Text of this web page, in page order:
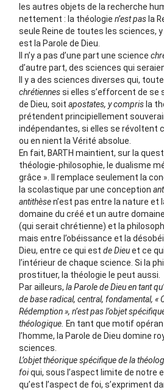
les autres objets de la recherche
nettement : la théologie n’est pas la
seule Reine de toutes les sciences,
est la Parole de Dieu.
Il n’y a pas d’une part une science
d’autre part, des sciences qui
Il y a des sciences diverses qui,
chrétiennessi elles s’efforcent de se
de Dieu, soit apostates, y compris la
prétendent principiellement
indépendantes, si elles se révoltent
ou en nient la Vérité absolue.
En fait, BARTH maintient, sur la
théologie-philosophie, le dualisme
grâce ». Il remplace seulement la
la scolastique par une conception
antithèsen’est pas entre la nature et
domaine du créé et un autre
(qui serait chrétienne) et la
mais entre l’obéissance et la
Dieu, entre ce qui est de Dieuet ce
l’intérieur de chaque science. Si la
prostituer, la théologie le peut aussi.
Par ailleurs, la Parole de Dieu en tant
de base radical, central, fondamental, «
Rédemption », n’est pas l’objet
théologique. En tant que motif
l’homme, la Parole de Dieu domine
sciences.
L’objet théorique spécifique de la
foiqui, sous l’aspect limite de notre
qu’est l’aspect de foi, s’expriment